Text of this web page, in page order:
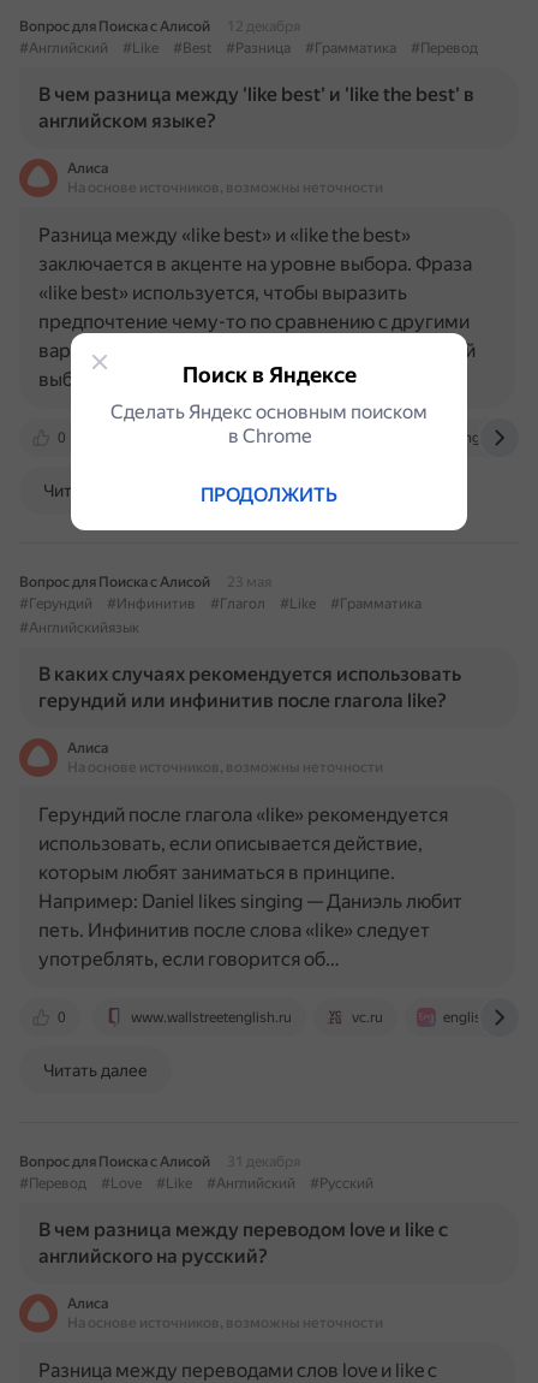
Вопрос для Поиска с Алисой
12 декабря
#Английский
#Like #Best #Разница #Грамматика #Перевод
В чем разница между 'like best' и 'like the best' в
английском языке?
Алиса
На основе источников, возможны неточности
0 www.usingenglish.com english.stackexchange.com
Разница между «like best» и «like the best»
заключается в акценте на уровне выбора. Фраза
«like best» используется, чтобы выразить
предпочтение чему-то по сравнению с другими
вариантами. Это краткий способ указать лучший
выбор. Примеры: «Из всех…
Читать далее
Вопрос для Поиска с Алисой
23 мая
#Герундий
#Инфинитив #Глагол #Like
#Грамматика
#Английскийязык
В каких случаях рекомендуется использовать
герундий или инфинитив после глагола like?
Алиса
На основе источников, возможны неточности
0 www.wallstreetenglish.ru vc.ru
Герундий после глагола «like» рекомендуется
использовать, если описывается действие,
которым любят заниматься в принципе.
Например: Daniel likes singing — Даниэль любит
петь. Инфинитив после слова «like» следует
употреблять, если говорится об…
Читать далее
Вопрос для Поиска с Алисой
31 декабря
#Перевод
#Love #Like #Английский #Русский
В чем разница между переводом love и like с
английского на русский?
Алиса
На основе источников, возможны неточности
Разница между переводами слов love и like с
Поиск в Яндексе
Сделать Яндекс основным поиском
в Сhrome
ПРОДОЛЖИТЬ